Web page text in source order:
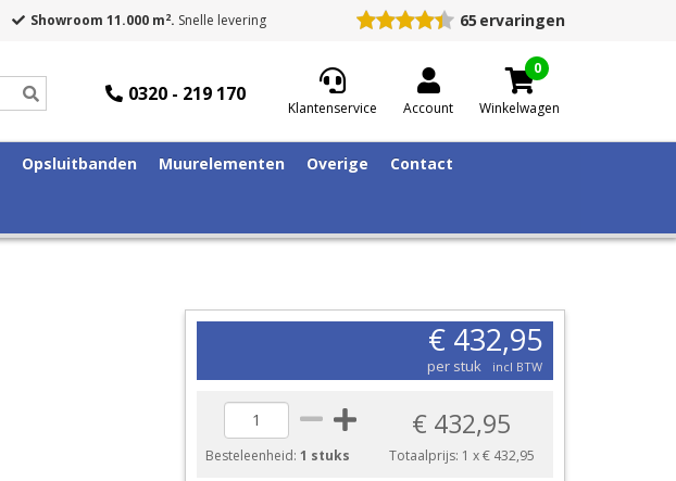
Showroom 11.000 m2. Snelle levering 65 ervaringen
0320 - 219 170
Klantenservice Account
0
Winkelwagen
Opsluitbanden Muurelementen Overige Contact
€ 432,95
per stuk incl BTW
Besteleenheid:1 stuks
€ 432,95
Totaalprijs: 1 x€ 432,95